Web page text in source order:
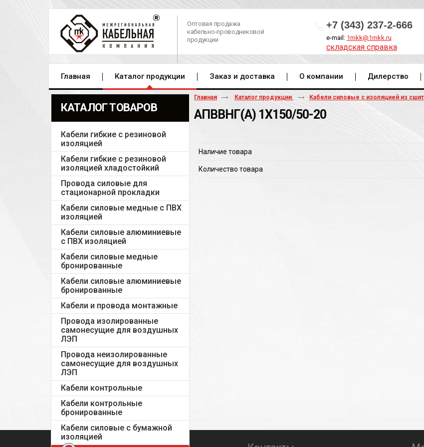
Оптовая продажа
кабельно-проводниковой
продукции
+7 (343) 237-2-666
e-mail: 1mkk@1mkk.ru
складская справка
Главная Каталог продукции Заказ и доставка О компании Дилерство
КАТАЛОГ ТОВАРОВ
Кабели гибкие с резиновой
изоляцией
Кабели гибкие с резиновой
изоляцией хладостойкий
Провода силовые для
стационарной прокладки
Кабели силовые медные с ПВХ
изоляцией
Кабели силовые алюминиевые
с ПВХ изоляцией
Кабели силовые медные
бронированные
Кабели силовые алюминиевые
бронированные
Кабели и провода монтажные
Провода изолированные
самонесущие для воздушных
ЛЭП
Провода неизолированные
самонесущие для воздушных
ЛЭП
Кабели контрольные
Кабели контрольные
бронированные
Кабели силовые с бумажной
изоляцией
Главная Каталог продукции Кабели силовые с изоляцией из
АПВВНГ(A) 1Х150/50-20
Наличие товара
Количество товара